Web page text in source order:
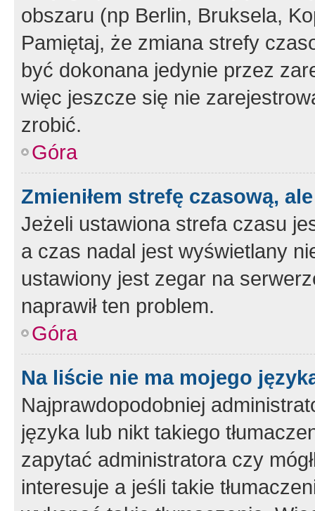
obszaru (np Berlin, Bruksela,
Pamiętaj, że zmiana strefy
być dokonana jedynie przez
więc jeszcze się nie
zrobić.
Góra
Zmieniłem strefę czasową,
Jeżeli ustawiona strefa czasu
a czas nadal jest wyświetlany
ustawiony jest zegar na
naprawił ten problem.
Góra
Na liście nie ma mojego
Najprawdopodobniej
języka lub nikt takiego
zapytać administratora czy
interesuje a jeśli takie